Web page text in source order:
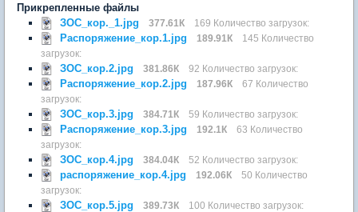
Прикрепленные файлы
ЗОС_кор._1.jpg
377.61К 169 Количество загрузок:
Распоряжение_кор.1.jpg 189.91К
145 Количество
загрузок:
ЗОС_кор.2.jpg 381.86К 92 Количество загрузок:
Распоряжение_кор.2.jpg 187.96К
67 Количество
загрузок:
ЗОС_кор.3.jpg 384.71К 59 Количество загрузок:
Распоряжение_кор.3.jpg 192.1К
63 Количество
загрузок:
ЗОС_кор.4.jpg 384.04К 52 Количество загрузок:
распоряжение_кор.4.jpg 192.06К
50 Количество
загрузок:
ЗОС_кор.5.jpg 389.73К 100 Количество загрузок: